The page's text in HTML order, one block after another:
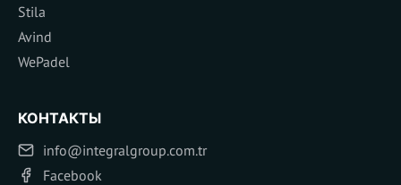
Stila
Avind
WePadel
КОНТАКТЫ
info@integralgroup.com.tr
Facebook